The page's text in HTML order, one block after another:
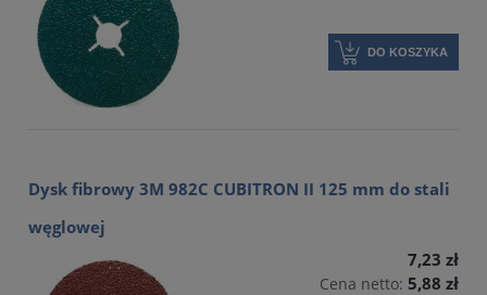
DO KOSZYKA
Dysk fibrowy 3M 982C CUBITRON II 125 mm do stali
węglowej
7,23 zł
Cena netto: 5,88 zł